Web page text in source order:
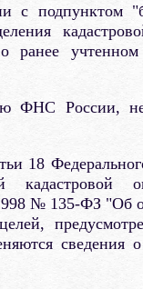
с подпунктом
учтенном
ФНС России,
18
кадастровой
№ 135-ФЗ "Об
сведения